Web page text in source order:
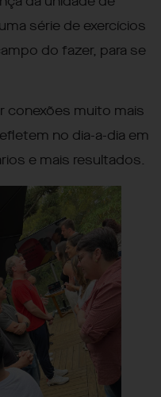
série de exercícios
do fazer, para se
conexões muito mais
no dia-a-dia em
e mais resultados.